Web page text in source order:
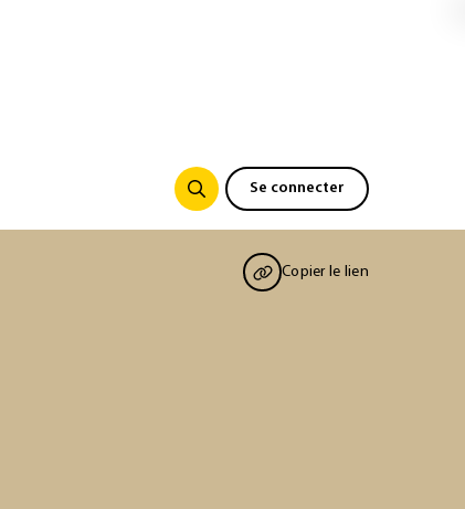
Se connecter
Copier le lien